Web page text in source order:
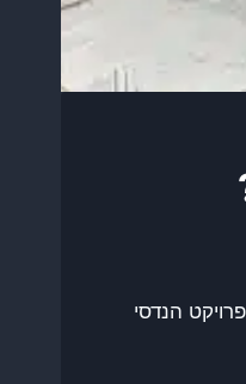
הנדסי